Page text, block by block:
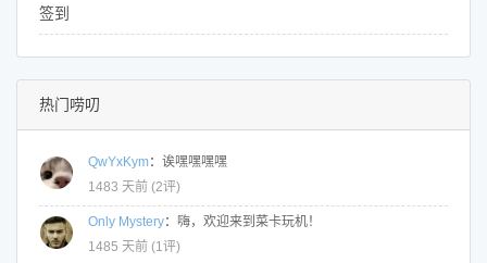
签到
热门唠叨
QwYxKym： 诶嘿嘿嘿嘿
1483 天前 (2评)
Only Mystery： 嗨，欢迎来到菜卡玩机！
1485 天前 (1评)